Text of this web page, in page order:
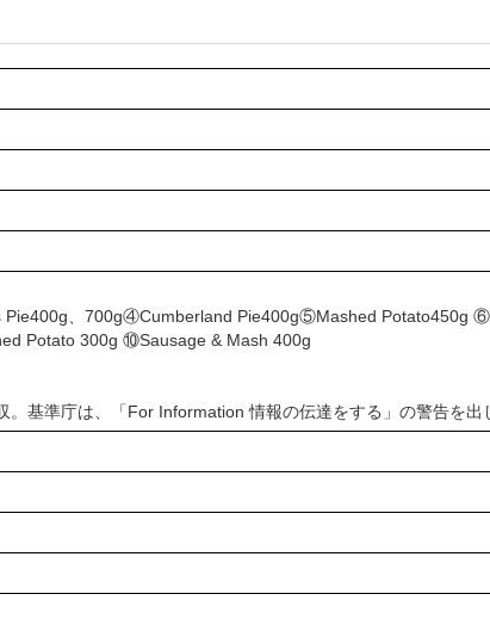
、700g④Cumberland Pie400g⑤Mashed Potato450g
Potato 300g ⑩Sausage & Mash 400g
基準庁は、「For Information 情報の伝達をする」の警告を出